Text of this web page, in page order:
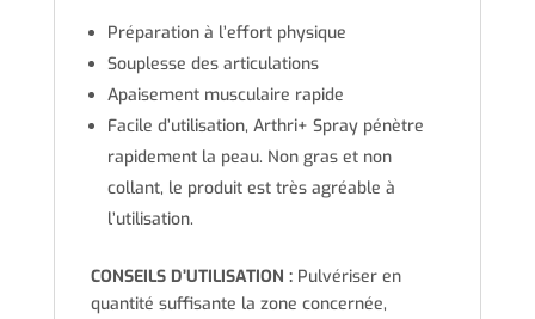
Préparation à l’effort physique
Souplesse des articulations
Apaisement musculaire rapide
Facile d’utilisation, Arthri+ Spray pénètre
rapidement la peau. Non gras et non
collant, le produit est très agréable à
l’utilisation.
CONSEILS D’UTILISATION :Pulvériser en
quantité suffisante la zone concernée,